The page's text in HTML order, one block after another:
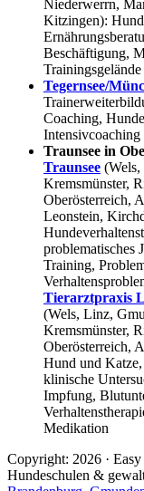
Niederwerrn,
Kitzingen):
Beschäftigung,
Tegernsee/
Coaching,
Intensivcoaching
Traunsee in
Traunsee
Kremsmünster,
Oberösterreich,
Leonstein,
problematisches
Training,
Tierarztpraxis
(Wels, Linz,
Kremsmünster,
Oberösterreich,
Hund und
klinische
Impfung,
Medikation
Copyright: 2026 · Easy
Hundeschulen &